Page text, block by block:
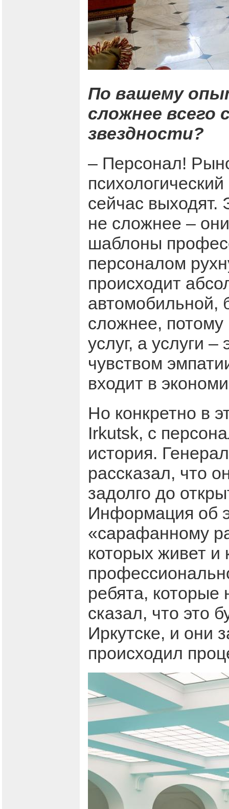
По вашему
сложнее
звездности?
– Персонал!
сейчас
не сложнее –
шаблоны
персоналом
происходит
автомобильной,
сложнее, потому
услуг, а услуги
чувством
входит в
Но конкретно в
Irkutsk, с
история.
рассказал, что
задолго до
Информация об
«сарафанному
которых живет и
ребята, которые
сказал, что это
Иркутске, и они
происходил